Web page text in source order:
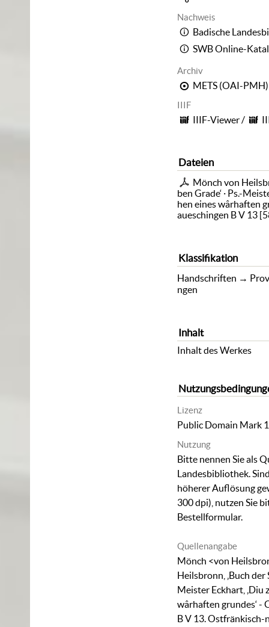
Nachweis
Badische
SWB Online-
Archiv
METS (OAI-PMH)
IIIF
IIIF-Viewer/
Dateien
Mönch von
ben Grade‘ · Ps.-
hen eines wârhaften
aueschingen B V 13 [
Klassifikation
Handschriften →
ngen
Inhalt
Inhalt des Werkes
Lizenz
Public Domain Mark
Nutzung
Bitte nennen Sie als
Landesbibliothek.
höherer Auflösung
300 dpi), nutzen Sie
Bestellformular.
Quellenangabe
Mönch <von
Heilsbronn, ‚Buch der
Meister Eckhart, ‚Diu
wârhaften grundes‘ -
B V 13.